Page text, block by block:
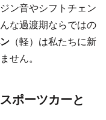
ン音やシフトチェン
な過渡期ならではの
（軽）は私たちに新
せん。
ポーツカーと